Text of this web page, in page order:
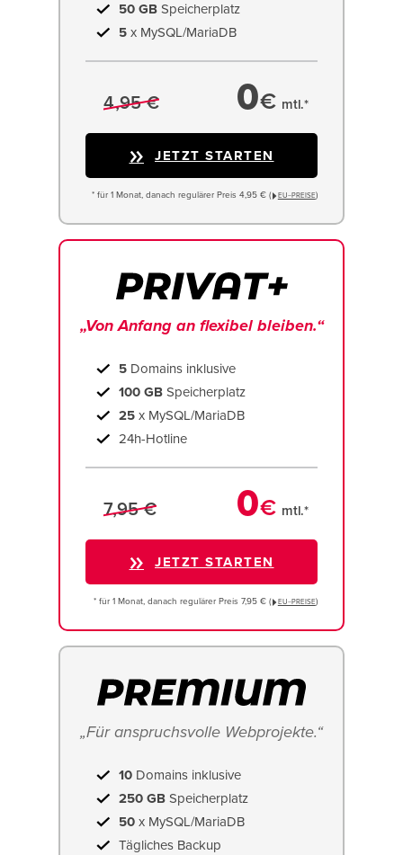
50 GB Speicherplatz
5 x MySQL/MariaDB
4,95 € 0€ mtl.*
JETZT STARTEN
* für 1 Monat, danach regulärer Preis 4,95 € ( EU−PREISE)
„Von Anfang an flexibel bleiben.“
5 Domains inklusive
100 GB Speicherplatz
25 x MySQL/MariaDB
24h-Hotline
7,95 € 0€ mtl.*
JETZT STARTEN
* für 1 Monat, danach regulärer Preis 7,95 € ( EU−PREISE)
„Für anspruchsvolle Webprojekte.“
10 Domains inklusive
250 GB Speicherplatz
50 x MySQL/MariaDB
Tägliches Backup